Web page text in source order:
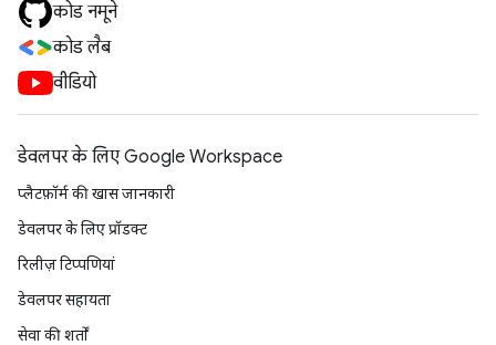
कोड नमूने
कोड लैब
वीडियो
डेवलपर के लिए Google Workspace
प्लैटफ़ॉर्म की खास जानकारी
डेवलपर के लिए प्रॉडक्ट
रिलीज़ टिप्पणियां
डेवलपर सहायता
सेवा की शर्तों